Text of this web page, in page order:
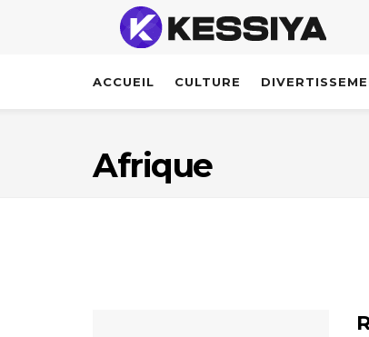
ACCUEIL CULTURE
Afrique